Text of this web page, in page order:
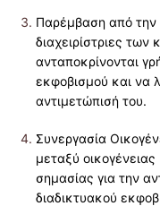
Παρέμβαση από την
διαχειρίστριες
ανταποκρίνονται
εκφοβισμού και να
αντιμετώπισή του.
Συνεργασία
μεταξύ οικογένειας
σημασίας για την
διαδικτυακού